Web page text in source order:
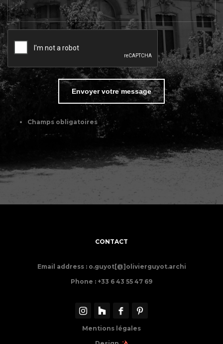
Envoyer votre message
Champs obligatoires
CONTACT
Email address : o.guyot[@]olivierguyot.archi
Phone : +33 6 43 55 47 69
Mentions légales